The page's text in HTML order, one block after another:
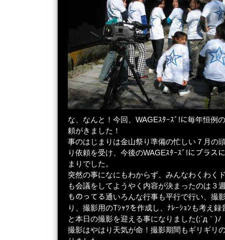
な、なんと！今回、WAGEｽﾀｰｽﾞ!に毎年恒例
頼がきました！
事のはじまりは金山祭り準備の忙しい７月の
り依頼を受け、今後のWAGEｽﾀｰｽﾞ!にプラス
まりでした。
突然の事になにもわからず、みんなわくわく
も会議をしてようやく内容が決まったのは３
ものってる通いろんな行事も平行で行い、撮
り、撮影用のTｼｬﾂを作成し、ﾅﾚｰｼｮﾝも考え
と本日の撮影を迎える事になりました(;´д｀)ﾉ
撮影はやはり天気が命！撮影期間もギリギリ